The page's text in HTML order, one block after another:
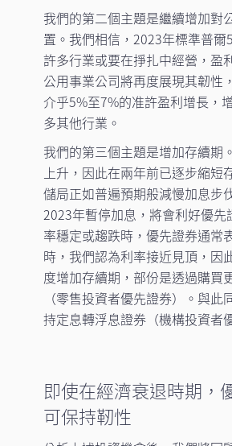
我們的第二個主題是繼續增加對
置。我們相信，2023年標準普爾
許多行業或要在掙扎中經營，盈
公用事業公司將再度展現其韌性
介乎5%至7%的准許盈利增長，
多其他行業。
我們的第三個主題是增加存續期
上升，因此在兩年前已逐步縮短
儲局正如普遍預期般減慢加息步
2023年暫停加息，將會利好優先
率穩定或趨跌時，優先證券通常
時，我們認為利率接近見頂，因
度增加存續期，部份是透過購買
（零售投資者優先證券）。與此
持定息轉浮息證券（機構投資者
即使在經濟衰退時期，
可保持靭性